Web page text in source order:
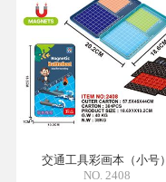
交通工具彩画本（小号）
NO. 2408